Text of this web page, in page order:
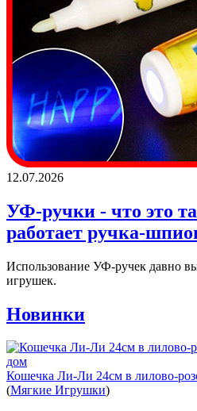
12.07.2026
УФ-ручки - что это
работает ручка-
Использование УФ-ручек давно
игрушек.
Новинки
Кошечка Ли-Ли 24см в лилово-
(Мягкие Игрушки)